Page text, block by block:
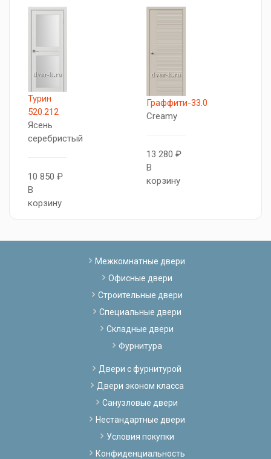
Турин
520.212
Ясень
серебристый
10 850 ₽
В
корзину
Граффити-33.0
Creamy
13 280 ₽
В
корзину
Межкомнатные двери
Офисные двери
Строительные двери
Специальные двери
Складные двери
Фурнитура
Двери с фурнитурой
Двери эконом класса
Санузловые двери
Нестандартные двери
Условия покупки
Конфиденциальность